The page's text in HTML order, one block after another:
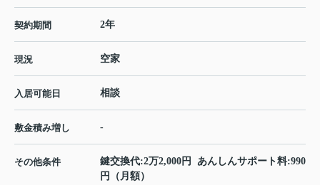
契約期間 2年
現況 空家
入居可能日 相談
敷金積み増し -
その他条件
鍵交換代:2万2,000円 あんしんサポート料:990
円（月額）